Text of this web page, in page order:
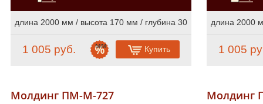
длина 2000 мм / высота 170 мм / глубина 30
мм
1 005 руб. Купить
длина 2000
1 005
Молдинг ПМ-М-727 Молдинг